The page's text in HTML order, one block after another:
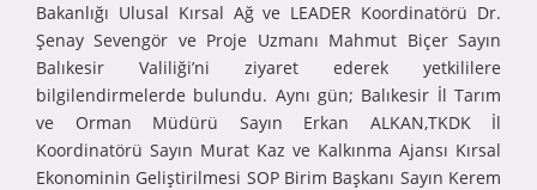
Bakanlığı Ulusal Kırsal Ağ ve LEADER Koordinatörü Dr.
Şenay Sevengör ve Proje Uzmanı Mahmut Biçer Sayın
Balıkesir Valiliği’ni ziyaret ederek yetkililere
bilgilendirmelerde bulundu. Aynı gün; Balıkesir İl Tarım
ve Orman Müdürü Sayın Erkan ALKAN,TKDK İl
Koordinatörü Sayın Murat Kaz ve Kalkınma Ajansı Kırsal
Ekonominin Geliştirilmesi SOP Birim Başkanı Sayın Kerem